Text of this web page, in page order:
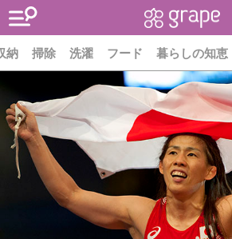
納 掃除 洗濯 フード 暮らしの知恵